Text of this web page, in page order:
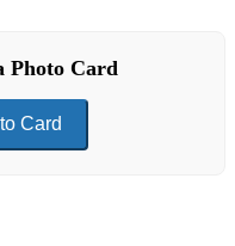
Photo Card
Card